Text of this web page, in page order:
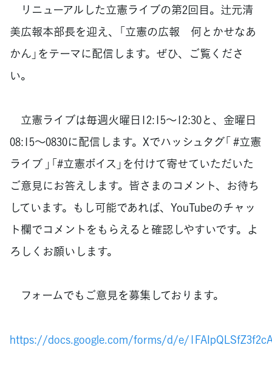
リニューアルした立憲ライブの第2回目。辻元清
美広報本部長を迎え、「立憲の広報 何とかせなあ
かん」をテーマに配信します。ぜひ、ご覧くださ
い。
立憲ライブは毎週火曜日12:15～12:30と、金曜日
08:15～0830に配信します。Xでハッシュタグ「 #立憲
ライブ 」「#立憲ボイス」を付けて寄せていただいた
ご意見にお答えします。皆さまのコメント、お待ち
しています。もし可能であれば、YouTubeのチャッ
ト欄でコメントをもらえると確認しやすいです。よ
ろしくお願いします。
フォームでもご意見を募集しております。
https://docs.google.com/forms/d/e/